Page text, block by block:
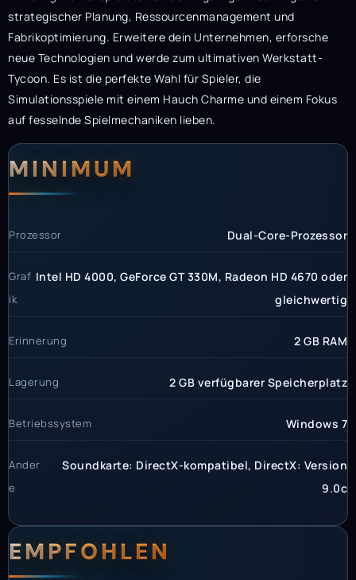
strategischer Planung, Ressourcenmanagement und
Fabrikoptimierung. Erweitere dein Unternehmen, erforsche
neue Technologien und werde zum ultimativen Werkstatt-
Tycoon. Es ist die perfekte Wahl für Spieler, die
Simulationsspiele mit einem Hauch Charme und einem Fokus
auf fesselnde Spielmechaniken lieben.
MINIMUM
Prozessor Dual-Core-Prozessor
Graf
ik
Intel HD 4000, GeForce GT 330M, Radeon HD 4670 oder
gleichwertig
Erinnerung 2 GB RAM
Lagerung 2 GB verfügbarer Speicherplatz
Betriebssystem Windows 7
Ander
e
Soundkarte: DirectX-kompatibel, DirectX: Version
9.0c
EMPFOHLEN